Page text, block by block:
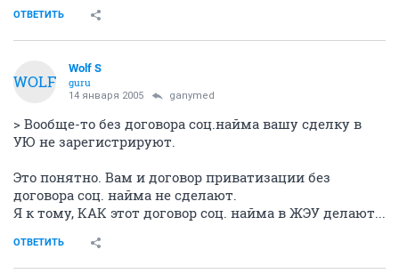
ОТВЕТИТЬ
WOLF
Wolf S
guru
14 января 2005 ganymed
> Вообще-то без договора соц.найма вашу сделку в
УЮ не зарегистрируют.
Это понятно. Вам и договор приватизации без
договора соц. найма не сделают.
Я к тому, КАК этот договор соц. найма в ЖЭУ делают...
ОТВЕТИТЬ